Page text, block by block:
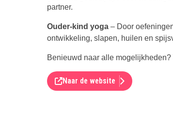
partner.
Ouder-kind yoga – Door
ontwikkeling, slapen, huilen en
Benieuwd naar alle
Naar de website